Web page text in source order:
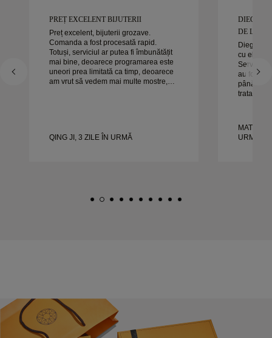
PREȚ EXCELENT BIJUTERII
Preț excelent, bijuterii grozave.
Comanda a fost procesată rapid.
Totuși, serviciul ar putea fi îmbunătățit
mai bine, deoarece programarea este
uneori prea limitată ca timp, deoarece
am vrut să vedem mai multe mostre,
QING JI, 3 ZILE ÎN URMĂ
DIEGO A
DE
Diego a
cu el
Serviciul
au fost
până la
tratat
frumoase
URMĂ